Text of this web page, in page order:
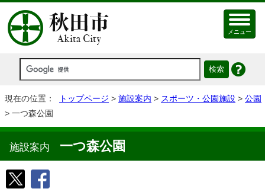
メニュー
現在の位置： トップページ > 施設案内 > スポーツ・公園施設 > 公園
> 一つ森公園
施設案内 一つ森公園